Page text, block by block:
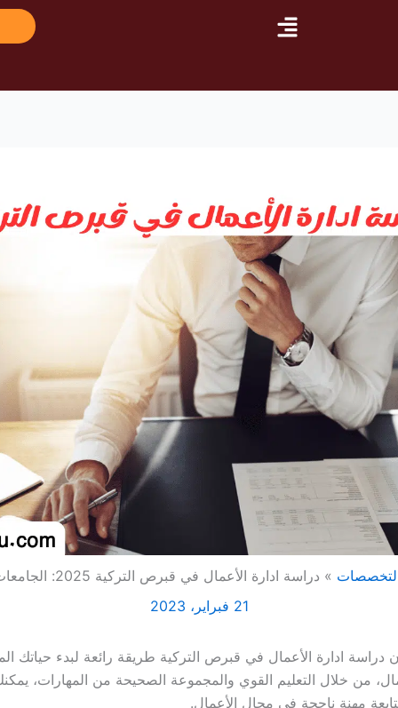
دراسة ادارة الأعمال في قبرص التركية 2025: الجامعات والتكاليف
21 فبراير، 2023
دراسة ادارة الأعمال في قبرص التركية طريقة رائعة لبدء حياتك
من خلال التعليم القوي والمجموعة الصحيحة من المهارات،
مهنة ناجحة في مجال الأعمال.